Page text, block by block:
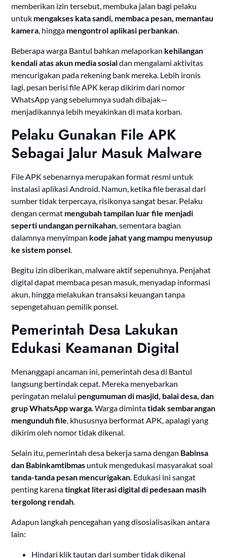
memberikan izin tersebut, membuka jalan bagi pelaku
untuk mengakses kata sandi, membaca pesan, memantau
kamera , hingga mengontrol aplikasi perbankan
Beberapa warga Bantul bahkan melaporkan kehilangan
kendali atas akun media sosialdan mengalami aktivitas
mencurigakan pada rekening bank mereka. Lebih ironis
lagi, pesan berisi file APK kerap dikirim dari nomor
WhatsApp yang sebelumnya sudah dibajak—
menjadikannya lebih meyakinkan di mata korban.
Pelaku Gunakan File APK
Sebagai Jalur Masuk Malware
File APK sebenarnya merupakan format resmi untuk
instalasi aplikasi Android. Namun, ketika file berasal dari
sumber tidak terpercaya, risikonya sangat besar. Pelaku
dengan cermat mengubah tampilan luar file menjadi
seperti undangan pernikahan , sementara bagian
dalamnya menyimpan kode jahat yang mampu menyusup
ke sistem ponsel
Begitu izin diberikan, malware aktif sepenuhnya. Penjahat
digital dapat membaca pesan masuk, menyadap informasi
akun, hingga melakukan transaksi keuangan tanpa
sepengetahuan pemilik ponsel.
Pemerintah Desa Lakukan
Edukasi Keamanan Digital
Menanggapi ancaman ini, pemerintah desa di Bantul
langsung bertindak cepat. Mereka menyebarkan
peringatan melalui pengumuman di masjid, balai desa, dan
grup WhatsApp warga . Warga dimintatidak sembarangan
mengunduh file , khususnya berformat APK, apalagi yang
dikirim oleh nomor tidak dikenal.
Selain itu, pemerintah desa bekerja sama dengan Babinsa
dan Babinkamtibmas untuk mengedukasi masyarakat soal
tanda-tanda pesan mencurigakan . Edukasi ini sangat
penting karenatingkat literasi digital di pedesaan masih
tergolong rendah
Adapun langkah pencegahan yang disosialisasikan antara
lain:
Hindari klik tautan dari sumber tidak dikenal